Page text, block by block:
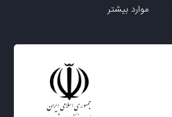
موارد بیشتر